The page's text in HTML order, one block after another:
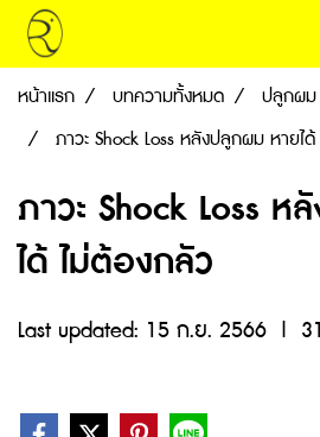
หน้าแรก บทความทั้งหมด
ปลูกผม
ภาวะ Shock Loss หลังปลูกผม หายไ
ภาวะ Shock Loss
ได้ ไม่ต้องกลัว
Last updated: 15 ก.ย. 2566 |